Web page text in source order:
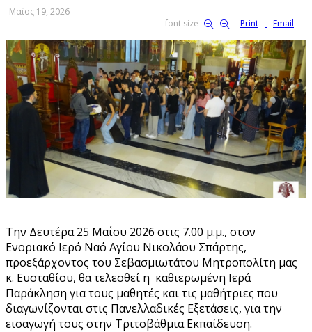
Μαϊος 19, 2026
font size
Print Email
Την Δευτέρα 25 Μαΐου 2026 στις 7.00 μ.μ., στον
Ενοριακό Ιερό Ναό Αγίου Νικολάου Σπάρτης,
προεξάρχοντος του Σεβασμιωτάτου Μητροπολίτη μας
κ. Ευσταθίου, θα τελεσθεί η καθιερωμένη Ιερά
Παράκληση για τους μαθητές και τις μαθήτριες που
διαγωνίζονται στις Πανελλαδικές Εξετάσεις, για την
εισαγωγή τους στην Τριτοβάθμια Εκπαίδευση.